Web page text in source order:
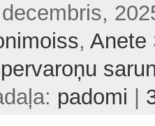
, Anete
padomi